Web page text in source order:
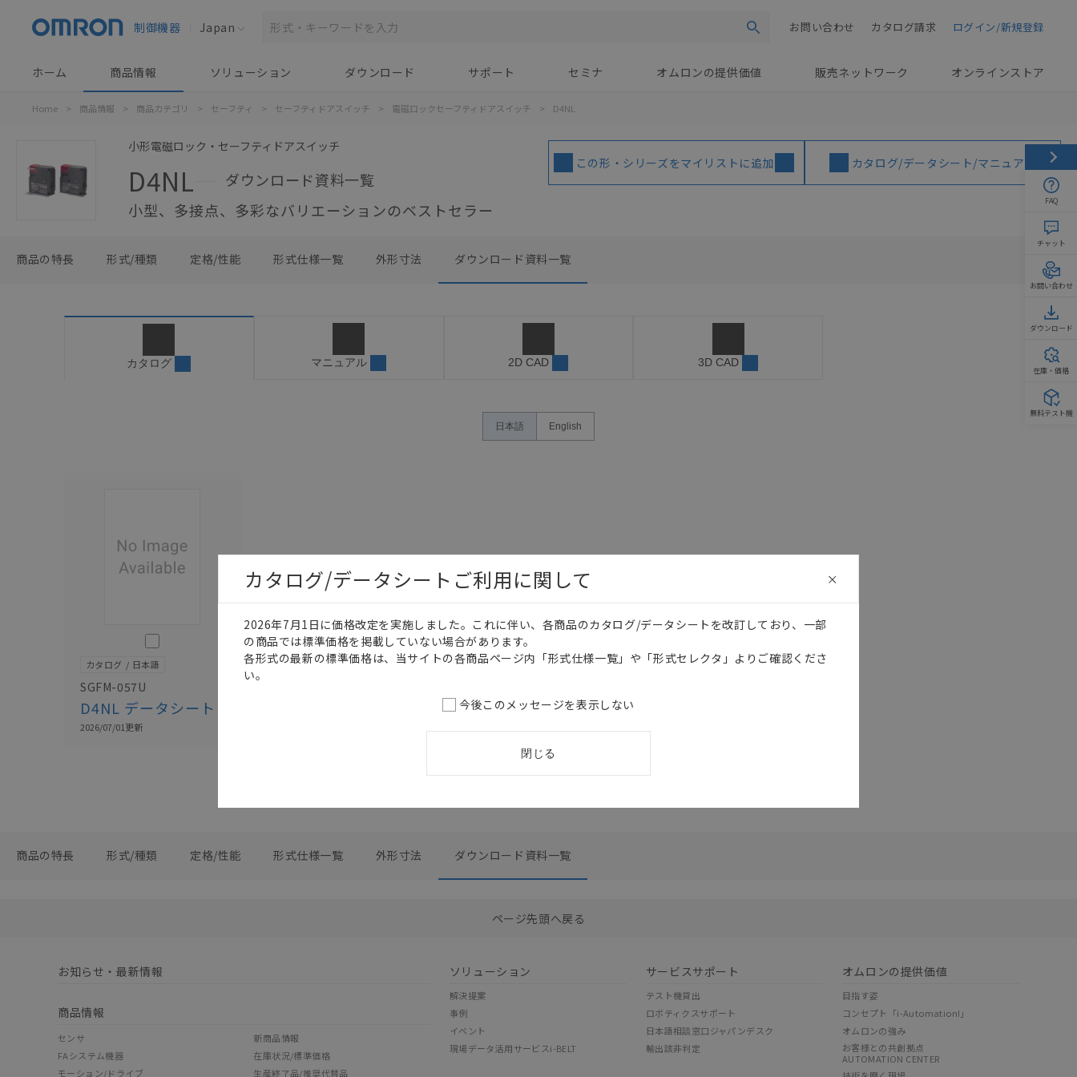
制御機器 Japan 検索 ログイン/新規登録
カタログ請求
お問い合わせ
ホーム 商品情報 ソリューション ダウンロード サポート セミナ オムロンの提供価値 販売ネットワーク オンラインストア
Home > 商品情報 > 商品カテゴリ > セーフティ > セーフティドアスイッチ > 電磁ロックセーフティドアスイッチ > D4NL
小形電磁ロック・セーフティドアスイッチ
D4NL
ダウンロード資料一覧
小型、多接点、多彩なバリエーションのベストセラー
この形・シリーズをマイリストに追加 カタログ/データシート/マニュアル
商品の特長 形式/種類 定格/性能 形式仕様一覧 外形寸法 ダウンロード資料一覧
カタログ マニュアル 2D CAD 3D CAD
日本語 English
このカタログを選択
カタログ 日本語
SGFM-057U
D4NL データシート
2026/07/01更新
0 選択したファイルを一括ダウンロード
商品の特長 形式/種類 定格/性能 形式仕様一覧 外形寸法 ダウンロード資料一覧
ページ先頭へ戻る
お知らせ・最新情報
商品情報
センサ
FAシステム機器
モーション/ドライブ
新商品情報
在庫状況/標準価格
生産終了品/推奨代替品
ソリューション
解決提案
事例
イベント
現場データ活用サービスi-BELT
サービスサポート
テスト機貸出
ロボティクスサポート
日本語相談窓口ジャパンデスク
輸出該非判定
オムロンの提供価値
目指す姿
コンセプト「i-Automation!」
オムロンの強み
お客様との共創拠点
AUTOMATION CENTER
FAQ
チャット
お問い合わせ
ダウンロード
在庫・価格
無料テスト機
カタログ/データシートご利用に関して
2026年7月1日に価格改定を実施しました。これに伴い、各商品のカタログ/データシートを改訂しており、一部
の商品では標準価格を掲載していない場合があります。
各形式の最新の標準価格は、当サイトの各商品ページ内「形式仕様一覧」や「形式セレクタ」よりご確認くださ
い。
今後このメッセージを表示しない
閉じる